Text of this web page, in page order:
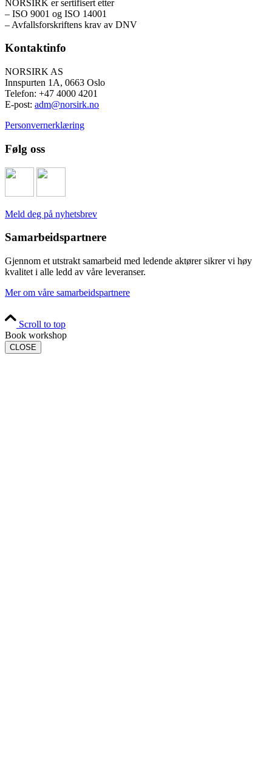
NORSIRK er sertifisert etter
– ISO 9001 og ISO 14001
– Avfallsforskriftens krav av DNV
Kontaktinfo
NORSIRK AS
Innspurten 1A, 0663 Oslo
Telefon: +47 4000 4201
E-post: adm@norsirk.no
Personvernerklæring
Følg oss
Meld deg på nyhetsbrev
Samarbeidspartnere
Gjennom et utstrakt samarbeid med ledende aktører sikrer vi høy
kvalitet i alle ledd av våre leveranser.
Mer om våre samarbeidspartnere
Scroll to top
Book workshop
CLOSE